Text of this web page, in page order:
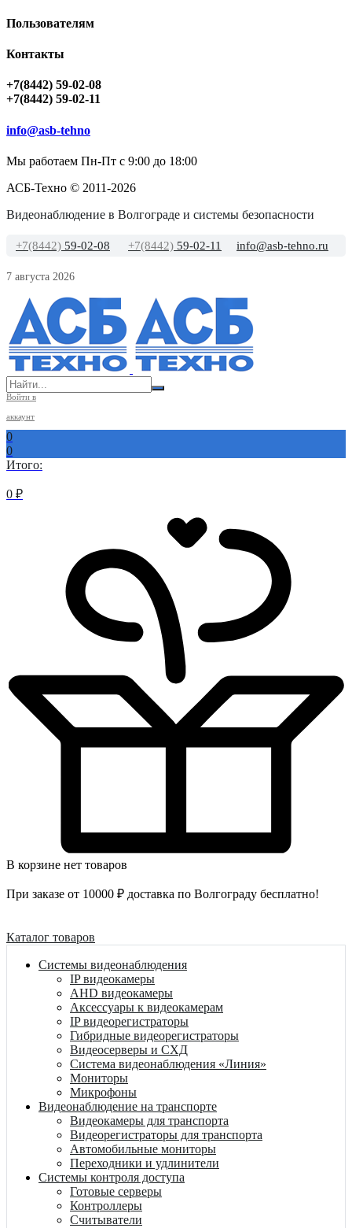
Пользователям
Контакты
+7(8442) 59-02-08
+7(8442) 59-02-11
info@asb-tehno
Мы работаем Пн-Пт с 9:00 до 18:00
АСБ-Техно © 2011-2026
Видеонаблюдение в Волгограде и системы безопасности
+7(8442) 59-02-08 +7(8442) 59-02-11 info@asb-tehno.ru
7 августа 2026
Войти в
аккаунт
0
0
Итого:
0 ₽
В корзине нет товаров
При заказе от 10000 ₽ доставка по Волгограду бесплатно!
Каталог товаров
Системы видеонаблюдения
IP видеокамеры
AHD видеокамеры
Аксессуары к видеокамерам
IP видеорегистраторы
Гибридные видеорегистраторы
Видеосерверы и СХД
Система видеонаблюдения «Линия»
Мониторы
Микрофоны
Видеонаблюдение на транспорте
Видеокамеры для транспорта
Видеорегистраторы для транспорта
Автомобильные мониторы
Переходники и удлинители
Системы контроля доступа
Готовые серверы
Контроллеры
Считыватели